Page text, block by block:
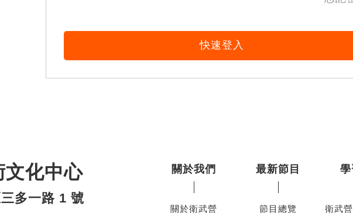
快速登入
文化中心
多一路 1 號
關於我們
關於衛武營
最新節目
節目總覽
衛武